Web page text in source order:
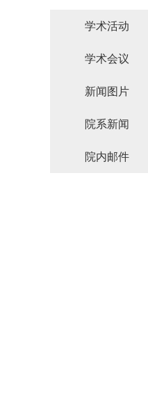
学术活动
学术会议
新闻图片
院系新闻
院内邮件